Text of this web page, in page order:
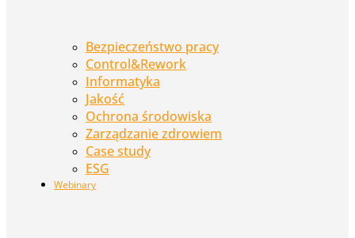
Bezpieczeństwo pracy
Control&Rework
Informatyka
Jakość
Ochrona środowiska
Zarządzanie zdrowiem
Case study
ESG
Webinary